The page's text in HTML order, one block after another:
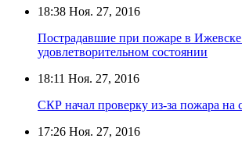
18:38 Ноя. 27, 2016
Пострадавшие при пожаре в Ижевске
удовлетворительном состоянии
18:11 Ноя. 27, 2016
СКР начал проверку из-за пожара на
17:26 Ноя. 27, 2016